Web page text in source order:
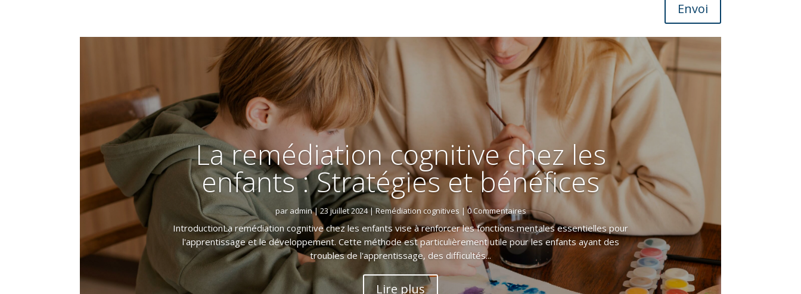
Envoi
La remédiation cognitive chez les
enfants : Stratégies et bénéfices
par admin|23 juillet 2024|Remédiation cognitives | 0 Commentaires
IntroductionLa remédiation cognitive chez les enfants vise à renforcer les fonctions mentales essentielles pour
l'apprentissage et le développement. Cette méthode est particulièrement utile pour les enfants ayant des
troubles de l'apprentissage, des difficultés...
Lire plus